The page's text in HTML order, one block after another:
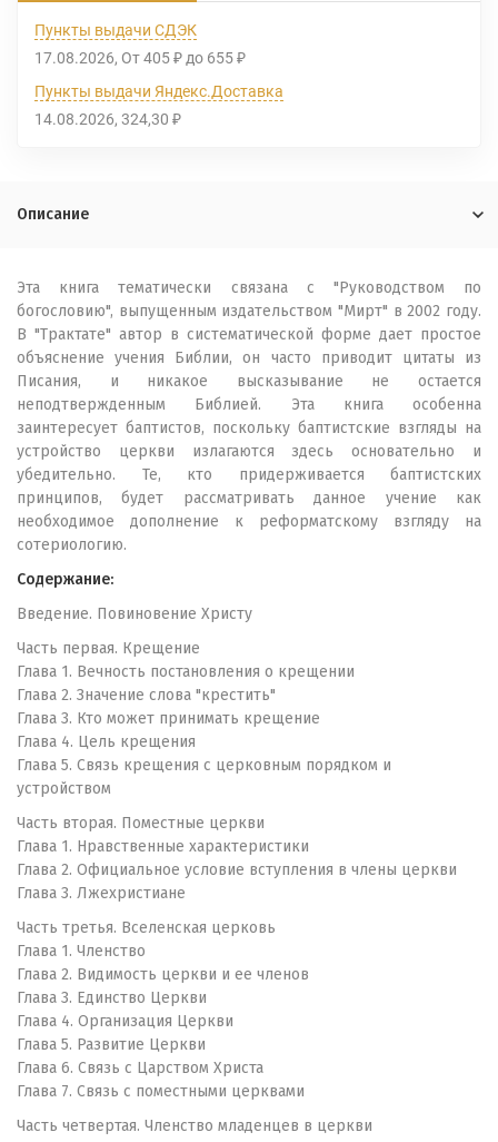
Пункты выдачи СДЭК
17.08.2026 От 405 ₽ до 655 ₽
Пункты выдачи Яндекс.Доставка
14.08.2026 324,30 ₽
Описание
Эта книга тематически связана с "Руководством по
богословию", выпущенным издательством "Мирт" в 2002 году.
В "Трактате" автор в систематической форме дает простое
объяснение учения Библии, он часто приводит цитаты из
Писания, и никакое высказывание не остается
неподтвержденным Библией. Эта книга особенна
заинтересует баптистов, поскольку баптистские взгляды на
устройство церкви излагаются здесь основательно и
убедительно. Те, кто придерживается баптистских
принципов, будет рассматривать данное учение как
необходимое дополнение к реформатскому взгляду на
сотериологию.
Cодержание:
Введение. Повиновение Христу
Часть первая. Крещение
Глава 1. Вечность постановления о крещении
Глава 2. Значение слова "крестить"
Глава 3. Кто может принимать крещение
Глава 4. Цель крещения
Глава 5. Связь крещения с церковным порядком и
устройством
Часть вторая. Поместные церкви
Глава 1. Нравственные характеристики
Глава 2. Официальное условие вступления в члены церкви
Глава 3. Лжехристиане
Часть третья. Вселенская церковь
Глава 1. Членство
Глава 2. Видимость церкви и ее членов
Глава 3. Единство Церкви
Глава 4. Организация Церкви
Глава 5. Развитие Церкви
Глава 6. Связь с Царством Христа
Глава 7. Связь с поместными церквами
Часть четвертая. Членство младенцев в церкви